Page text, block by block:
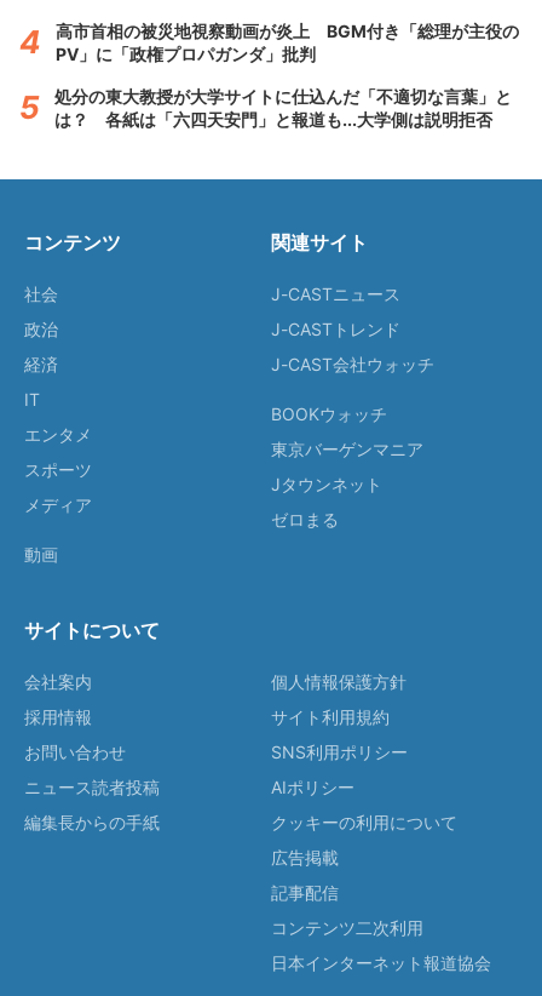
高市首相の被災地視察動画が炎上 BGM付き「総理が主役の
PV」に「政権プロパガンダ」批判
処分の東大教授が大学サイトに仕込んだ「不適切な言葉」と
は？ 各紙は「六四天安門」と報道も...大学側は説明拒否
コンテンツ
社会
政治
経済
IT
エンタメ
スポーツ
メディア
動画
関連サイト
J-CASTニュース
J-CASTトレンド
J-CAST会社ウォッチ
BOOKウォッチ
東京バーゲンマニア
Jタウンネット
ゼロまる
サイトについて
会社案内
採用情報
お問い合わせ
ニュース読者投稿
編集長からの手紙
個人情報保護方針
サイト利用規約
SNS利用ポリシー
AIポリシー
クッキーの利用について
広告掲載
記事配信
コンテンツ二次利用
日本インターネット報道協会